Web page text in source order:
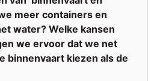
meer containers en
water? Welke kansen
we ervoor dat we net
binnenvaart kiezen als de